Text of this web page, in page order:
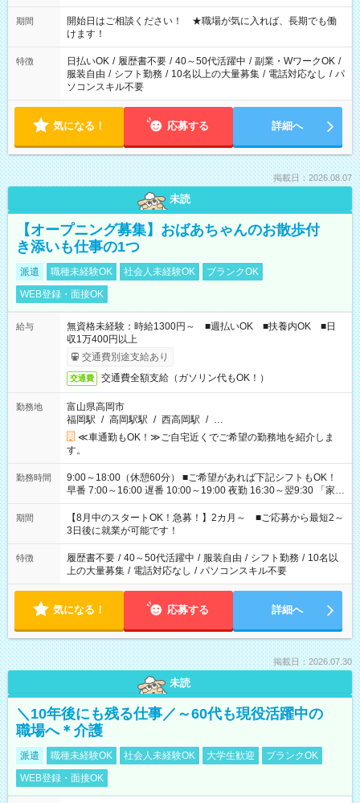
20:00 など 残業なし！ ※Wワークの場合、他のお仕事と合わせ
週40時間超の就業はご案内できません ※法令に基づき、週20時
間以上勤務は社会保険への加入対象となります ※労働者派遣法
（日雇い派遣の原則禁止）により、短時間・短期間の就業はご
案内が難しい場合があります
期間
開始日はご相談ください！ ★職場が気に入れば、長期でも働
けます！
特徴 日払いOK / 履歴書不要 / 40～50代活躍中 / 副業・WワークOK /
服装自由 / シフト勤務 / 10名以上の大量募集 / 電話対応なし / パ
ソコンスキル不要
気になる！ 応募する 詳細へ
掲載日：2026.08.07
未読
【オープニング募集】おばあちゃんのお散歩付
き添いも仕事の1つ
派遣 職種未経験OK 社会人未経験OK
ブランクOK
WEB登録・面接OK
給与
無資格未経験：時給1300円～ ■週払いOK ■扶養内OK ■日
収1万400円以上
交通費別途支給あり
交通費 交通費全額支給（ガソリン代もOK！）
勤務地
富山県高岡市
福岡駅 / 高岡駅駅 / 西高岡駅 / …
≪車通勤もOK！≫ご自宅近くでご希望の勤務地を紹介しま
す。
勤務時間
9:00～18:00（休憩60分） ■ご希望があれば下記シフトもOK！
早番 7:00～16:00 遅番 10:00～19:00 夜勤 16:30～翌9:30 「家族
と休みを合わせたい」 「余裕を持って夕飯の準備がしたい」
「できれば残業はしたくない」 など、ご希望を教えてください
ね。 ※Wワーク希望の方へ 今ご覧のお仕事で希望する勤務時間
と、もう1つのお仕事の勤務時間。 合計で週40時間を超える場
合は応募できません。
期間
【8月中のスタートOK！急募！】2カ月～ ■ご応募から最短2～
3日後に就業が可能です！
特徴 履歴書不要 / 40～50代活躍中 / 服装自由 / シフト勤務 / 10名以
上の大量募集 / 電話対応なし / パソコンスキル不要
気になる！ 応募する 詳細へ
掲載日：2026.07.30
未読
＼10年後にも残る仕事／～60代も現役活躍中の
職場へ＊介護
派遣 職種未経験OK 社会人未経験OK 大学生歓迎
ブランクOK
WEB登録・面接OK